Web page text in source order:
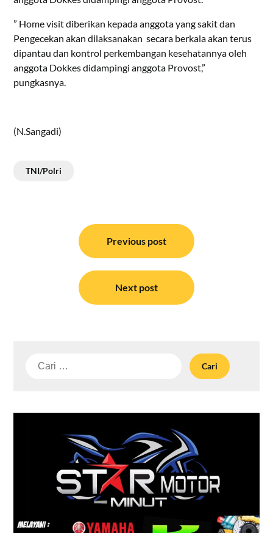
” Home visit diberikan kepada anggota yang sakit dan
Pengecekan akan dilaksanakan secara berkala akan terus
dipantau dan kontrol perkembangan kesehatannya oleh
anggota Dokkes didampingi anggota Provost,”
pungkasnya.
(N.Sangadi)
TNI/Polri
Previous post
Next post
Cari